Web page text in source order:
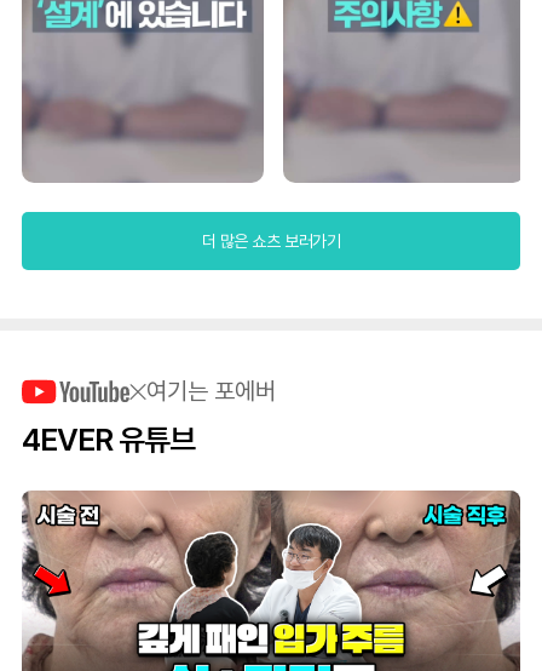
더 많은 쇼츠 보러가기
여기는 포에버
4EVER 유튜브